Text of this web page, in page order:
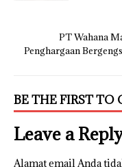
PT Wahana
Penghargaan
BE THE FIRST TO
Leave a
Alamat email Anda